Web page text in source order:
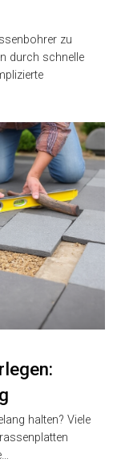
zu
durch schnelle
halten? Viele